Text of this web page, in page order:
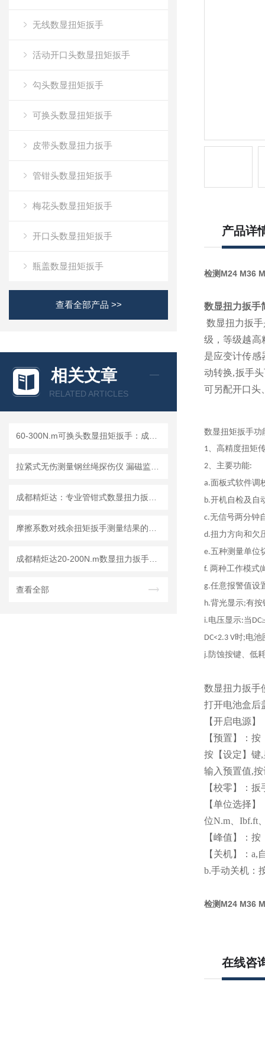
无线数显扭矩扳手
活动开口头数显扭矩扳手
勾头数显扭矩扳手
可换头数显扭矩扳手
皮带头数显扭力扳手
管钳头数显扭矩扳手
梅花头数显扭矩扳手
开口头数显扭矩扳手
瓶盖数显扭矩扳手
查看全部产品 >>
相关文章
RELATED ARTICLES
查看全部
产品详
检测M24 M36
数显扭力扳手
数显扭力扳
级，等级越高
是应变计传感
动转换,扳手
可另配开口头
数显扭矩扳手功
1、高精度扭矩
2、主要功能:
a.面板式软件调
b.开机自检及自
c.无信号两分钟
d.扭力方向和欠
e.五种测量单位
f. 两种工作模式(
g.任意报警值设
h.背光显示;有按
i.电压显示:当 DC
DC<2.3 V时;电池
j. 防蚀按键、低
数显扭力扳手
打开电池盒后
【开启电源
【预置】：
按【设定】键,
输入预置值,
【校零】：
【单位选择
位N.m、Ibf.ft
【峰值】：
【关机】： a,
b.手动关机：
检测M24 M36
在线咨